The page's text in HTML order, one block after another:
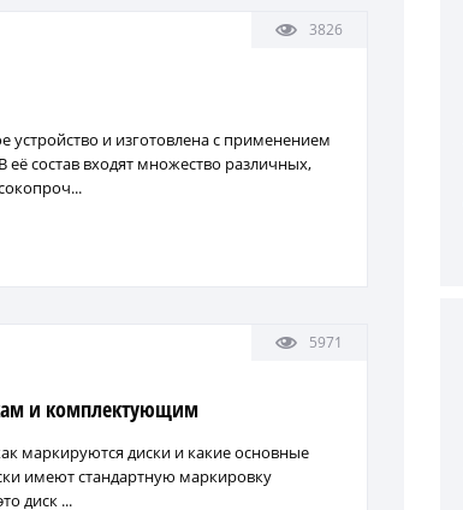
и изготовлена с применением
состав входят множество различных,
3826
и комплектующим
маркируются диски и какие основные
имеют стандартную маркировку
диск ...
5971